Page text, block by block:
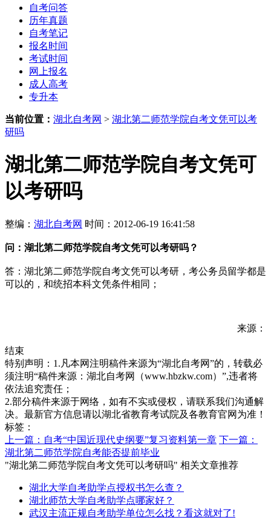
自考问答
历年真题
自考笔记
报名时间
考试时间
网上报名
成人高考
专升本
当前位置： 湖北自考网 > 湖北第二师范学院自考文凭可以考
研吗
湖北第二师范学院自考文凭可
以考研吗
整编： 湖北自考网 时间：2012-06-19 16:41:58
问： 湖北第二师范学院自考文凭可以考研吗？
答：湖北第二师范学院自考文凭可以考研，考公务员留学都是
可以的，和统招本科文凭条件相同；
来源：
结束
特别声明：1.凡本网注明稿件来源为“湖北自考网”的，转载必
须注明“稿件来源：湖北自考网（www.hbzkw.com）”,违者将
依法追究责任；
2.部分稿件来源于网络，如有不实或侵权，请联系我们沟通解
决。最新官方信息请以湖北省教育考试院及各教育官网为准！
标签：
上一篇：自考“中国近现代史纲要”复习资料第一章 下一篇：
湖北第二师范学院自考能否提前毕业
"湖北第二师范学院自考文凭可以考研吗" 相关文章推荐
湖北大学自考助学点授权书怎么查？
湖北师范大学自考助学点哪家好？
武汉主流正规自考助学单位怎么找？看这就对了!